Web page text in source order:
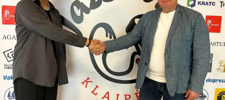
atsakingo specialisto.
Taigi... kuo galėčiau Jums padėti?